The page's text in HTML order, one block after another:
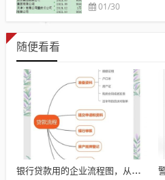
01/30
随便看看
银行贷款用的企业流程图，从申请到放款的全流程解析